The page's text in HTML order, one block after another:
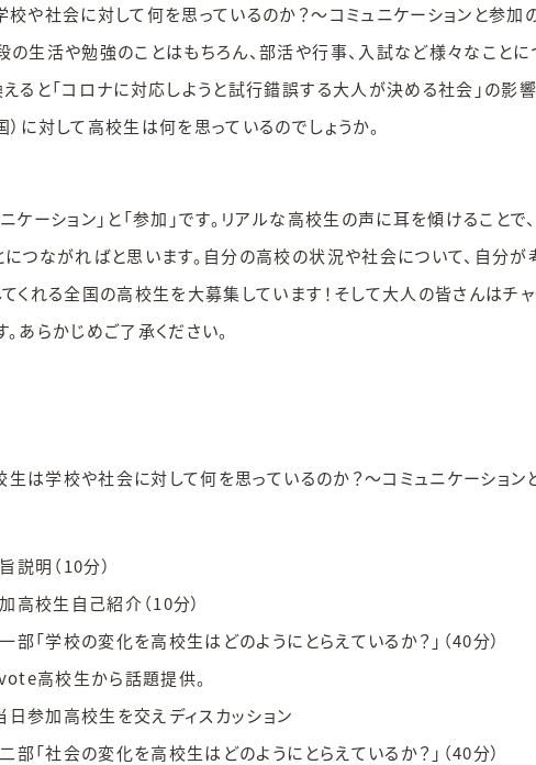
や社会に対して何を思っているのか？～コミュニケーションと参加の
の生活や勉強のことはもちろん、部活や行事、入試など様々なこと
ると「コロナに対応しようと試行錯誤する大人が決める社会」の影
に対して高校生は何を思っているのでしょうか。
ケーション」と「参加」です。リアルな高校生の声に耳を傾けることで
つながればと思います。自分の高校の状況や社会について、自分が
くれる全国の高校生を大募集しています！そして大人の皆さんはチ
あらかじめご了承ください。
生は学校や社会に対して何を思っているのか？～コミュニケーション
説明（10分）
高校生自己紹介（10分）
部「学校の変化を高校生はどのようにとらえているか？」（40分）
高校生から話題提供。
日参加高校生を交えディスカッション
部「社会の変化を高校生はどのようにとらえているか？」（40分）